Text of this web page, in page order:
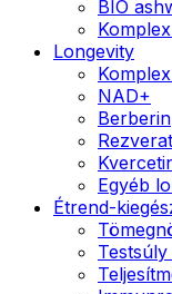
BIO
Longevity
NAD+
Berberin
Egyéb
Étrend-